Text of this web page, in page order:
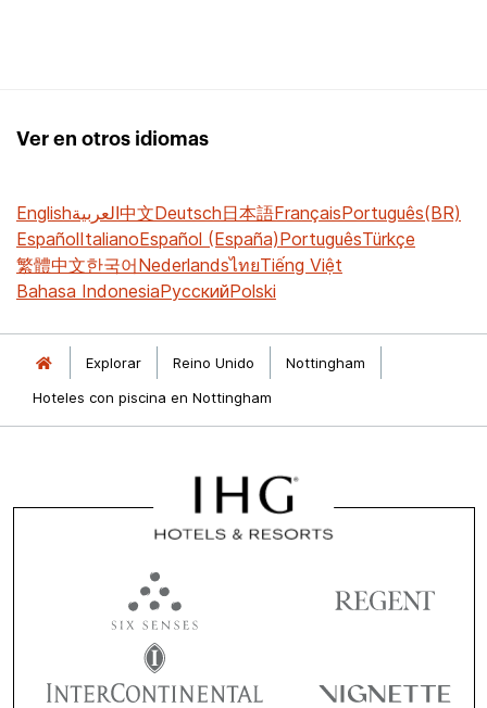
Ver en otros idiomas
Englishالعربية中文Deutsch日本語FrançaisPortuguês(BR)
EspañolItalianoEspañol (España)PortuguêsTürkçe
繁體中文한국어NederlandsไทยTiếng Việt
Bahasa IndonesiaРусскийPolski
Explorar Reino Unido
Nottingham
Hoteles con piscina en Nottingham